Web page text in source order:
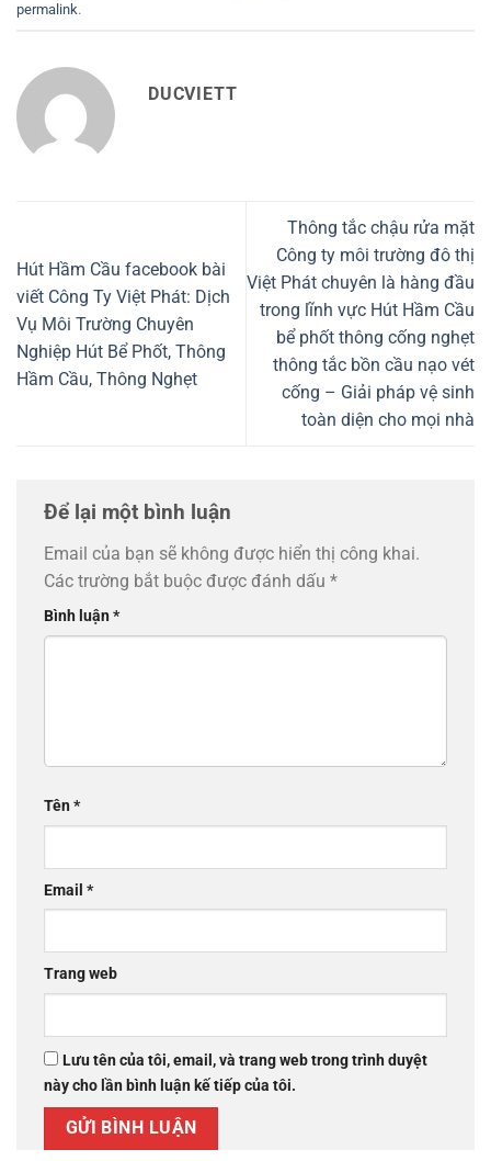
permalink.
DUCVIETT
Hút Hầm Cầu facebook bài
viết Công Ty Việt Phát: Dịch
Vụ Môi Trường Chuyên
Nghiệp Hút Bể Phốt, Thông
Hầm Cầu, Thông Nghẹt
Thông tắc chậu rửa mặt
Công ty môi trường đô thị
Việt Phát chuyên là hàng đầu
trong lĩnh vực Hút Hầm Cầu
bể phốt thông cống nghẹt
thông tắc bồn cầu nạo vét
cống – Giải pháp vệ sinh
toàn diện cho mọi nhà
Để lại một bình luận
Email của bạn sẽ không được hiển thị công khai.
Các trường bắt buộc được đánh dấu *
Bình luận*
Tên*
Email *
Trang web
Lưu tên của tôi, email, và trang web trong trình duyệt
này cho lần bình luận kế tiếp của tôi.